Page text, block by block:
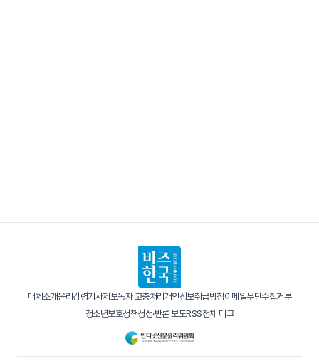
매체소개윤리강령기사제보독자 고충처리개인정보취급방침이메일무단수집거부
청소년보호정책정정·반론 보도RSS전체 태그